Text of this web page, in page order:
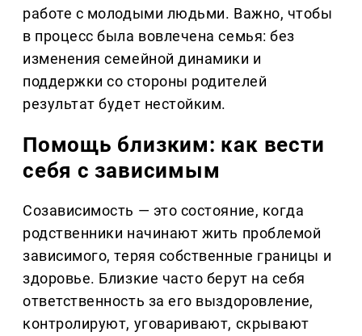
работе с молодыми людьми. Важно, чтобы
в процесс была вовлечена семья: без
изменения семейной динамики и
поддержки со стороны родителей
результат будет нестойким.
Помощь близким: как вести
себя с зависимым
Созависимость — это состояние, когда
родственники начинают жить проблемой
зависимого, теряя собственные границы и
здоровье. Близкие часто берут на себя
ответственность за его выздоровление,
контролируют, уговаривают, скрывают